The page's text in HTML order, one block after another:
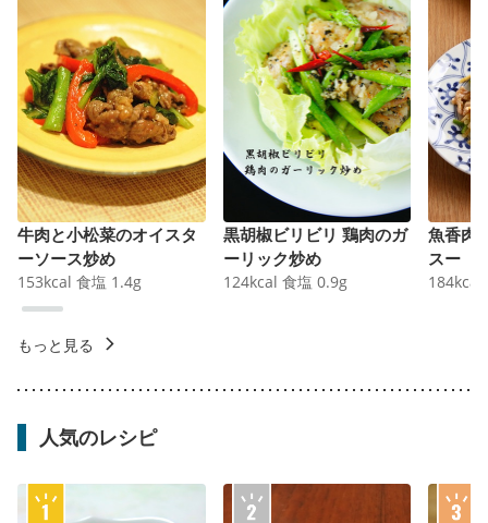
牛肉と小松菜のオイスタ
ーソース炒め
153kcal 食塩 1.4g
黒胡椒ビリビリ 鶏肉のガ
ーリック炒め
124kcal 食塩 0.9g
魚香肉
スー
184kcal
もっと見る
人気のレシピ